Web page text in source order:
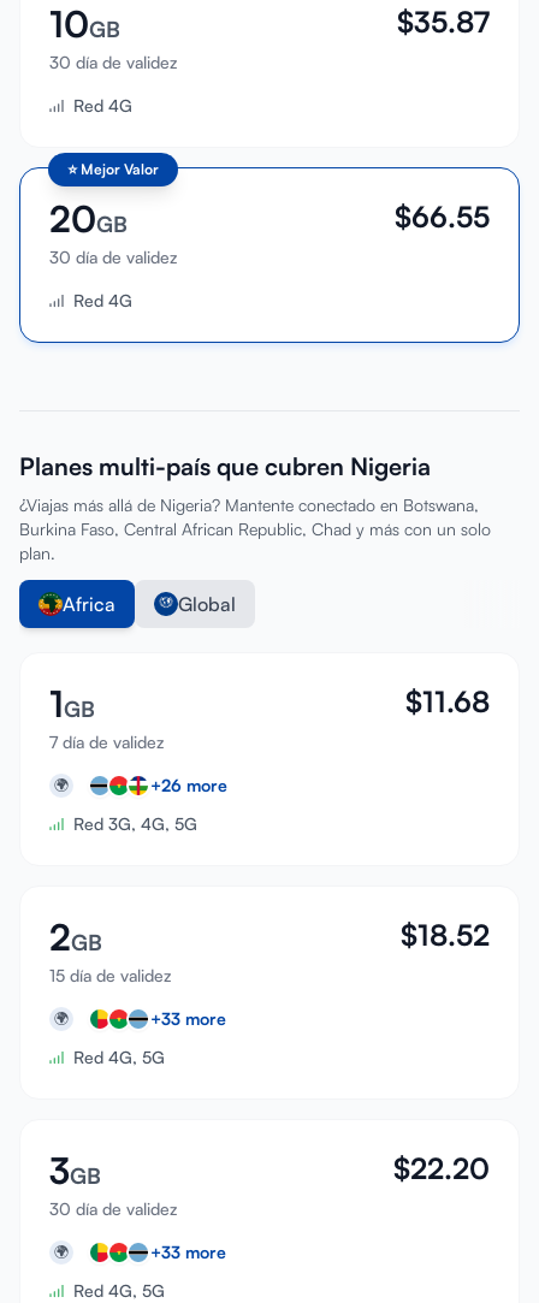
10GB
30 día de validez
$35.87
Red 4G
⭐ Mejor Valor
20GB
30 día de validez
$66.55
Red 4G
Planes multi-país que cubren Nigeria
¿Viajas más allá de Nigeria? Mantente conectado en Botswana,
Burkina Faso, Central African Republic, Chad y más con un solo
plan.
Africa Global
1GB
7 día de validez
$11.68
🌍 +26 more
Red 3G, 4G, 5G
2GB
15 día de validez
$18.52
🌍 +33 more
Red 4G, 5G
3GB
30 día de validez
$22.20
🌍 +33 more
Red 4G, 5G